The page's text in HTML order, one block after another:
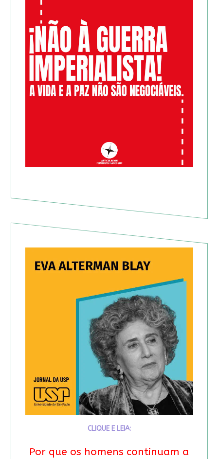
CLIQUE E LEIA:
Por que os homens continuam a